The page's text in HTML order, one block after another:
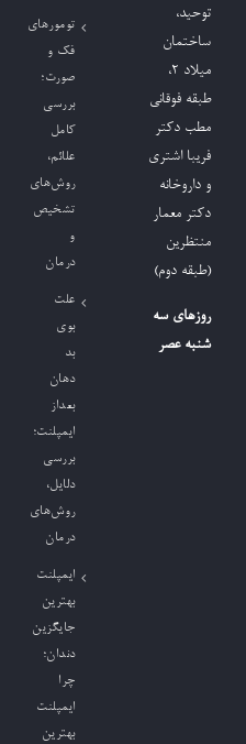
توحید،
ساختمان
میلاد ٢،
طبقه فوقانی
مطب دکتر
فریبا اشتری
و داروخانه
دکتر معمار
منتظرین
(طبقه دوم)
روزهای سه
شنبه عصر
تومورهای
فک و
صورت؛
بررسی
کامل
علائم،
روش‌های
تشخیص
و
درمان
علت
بوی
بد
دهان
بعداز
ایمپلنت؛
بررسی
دلایل،
روش‌های
درمان
ایمپلنت
بهترین
جایگزین
دندان؛
چرا
ایمپلنت
بهترین